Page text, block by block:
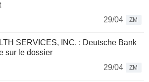
29/04
ZM
SERVICES, INC. : Deutsche Bank
sur le dossier
29/04
ZM